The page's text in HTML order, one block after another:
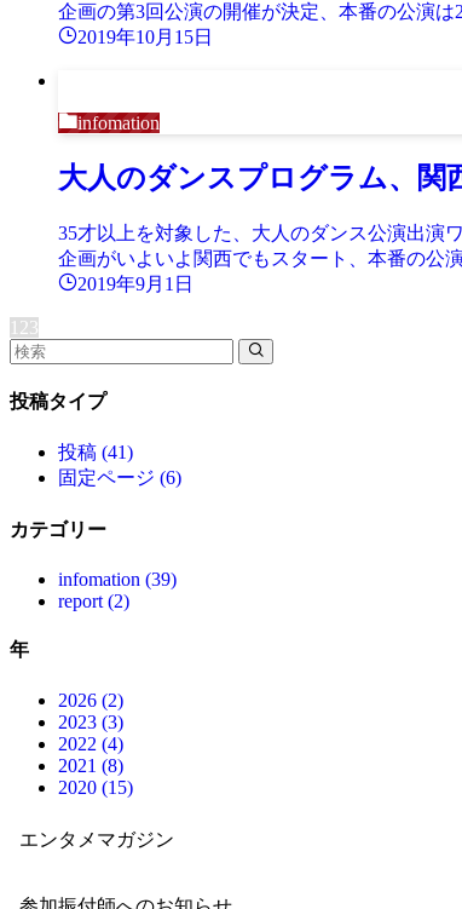
企画の第3回公演の開催が決定、本番の公演は
2019年10月15日
infomation
大人のダンスプログラム、関
35才以上を対象した、大人のダンス公演出演
企画がいよいよ関西でもスタート、本番の公
2019年9月1日
1 23
投稿タイプ
投稿 (41)
固定ページ (6)
カテゴリー
infomation (39)
report (2)
年
2026 (2)
2023 (3)
2022 (4)
2021 (8)
2020 (15)
エンタメマガジン